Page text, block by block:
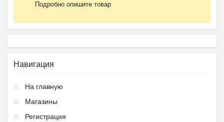
Подробно опишите товар
Навигация
На главную
Магазины
Регистрация